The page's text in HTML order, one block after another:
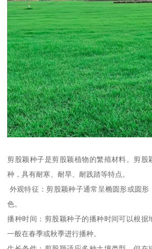
剪股颖种子是剪股颖植物的繁殖材料。剪股
种，具有耐寒、耐旱、耐践踏等特点。
外观特征：剪股颖种子通常呈椭圆形或圆
色。
播种时间：剪股颖种子的播种时间可以根据
一般在春季或秋季进行播种。